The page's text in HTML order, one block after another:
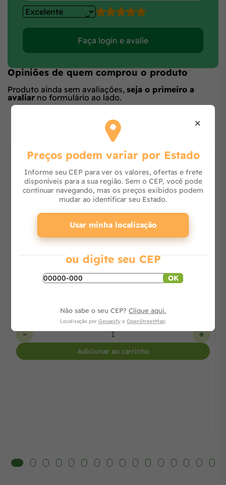
Faça login e avalie
Opiniões de quem comprou o produto
Produto ainda sem avaliações, seja o primeiro a
avaliar no formulário ao lado.
1,0 / 0,74 kW a 7500
- +
Adicionar ao carrinho
×
Preços podem variar por Estado
Informe seu CEP para ver os valores, ofertas e frete
disponíveis para a sua região. Sem o CEP, você pode
continuar navegando, mas os preços exibidos podem
mudar ao identificar seu Estado.
Usar minha localização
ou digite seu CEP
OK
Não sabe o seu CEP? Clique aqui.
Localização por Geoapify e OpenStreetMap